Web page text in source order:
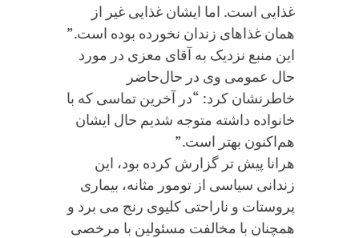
غذایی است. اما ایشان غذایی غیر از
همان غذاهای زندان نخورده بوده است.”
این منبع نزدیک به آقای معزی در مورد
حال عمومی وی در حال‌حاضر
خاطرنشان کرد: “در آخرین تماسی که با
خانواده داشته متوجه شدیم حال ایشان
هم‌اکنون بهتر است.”
هرانا پیش تر گزارش کرده بود، این
زندانی سیاسی از تومور مثانه، بیماری
پروستات و ناراحتی کلیوی رنج می برد و
همچنان با مخالفت مسئولین با مرخصی